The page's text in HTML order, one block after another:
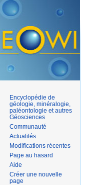
Encyclopédie de
géologie, minéralogie,
paléontologie et autres
Géosciences
Communauté
Actualités
Modifications récentes
Page au hasard
Aide
Créer une nouvelle
page